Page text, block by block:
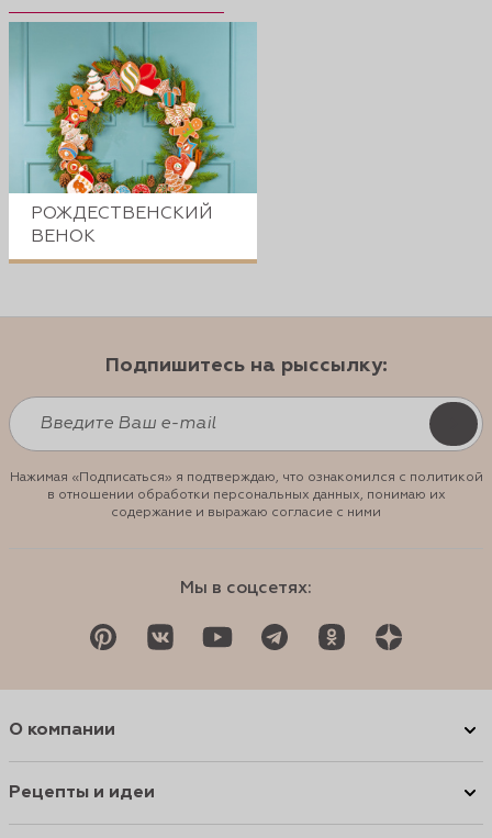
РОЖДЕСТВЕНСКИЙ
ВЕНОК
Подпишитесь на рыссылку:
Нажимая «Подписаться» я подтверждаю, что ознакомился с политикой
в отношении обработки персональных данных, понимаю их
содержание и выражаю согласие с ними
Мы в соцсетях:
О компании
Рецепты и идеи